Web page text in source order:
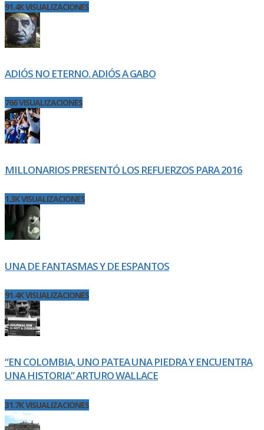
91.4K VISUALIZACIONES
ADIÓS NO ETERNO. ADIÓS A GABO
766 VISUALIZACIONES
MILLONARIOS PRESENTÓ LOS REFUERZOS PARA 2016
1.3K VISUALIZACIONES
UNA DE FANTASMAS Y DE ESPANTOS
91.4K VISUALIZACIONES
“EN COLOMBIA, UNO PATEA UNA PIEDRA Y ENCUENTRA
UNA HISTORIA” ARTURO WALLACE
31.7K VISUALIZACIONES